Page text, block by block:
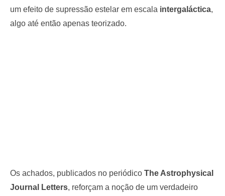
um efeito de supressão estelar em escala intergaláctica,
algo até então apenas teorizado.
Os achados, publicados no periódico The Astrophysical
Journal Letters, reforçam a noção de um verdadeiro